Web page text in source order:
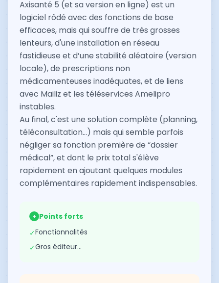
Axisanté 5 (et sa version en ligne) est un
logiciel rôdé avec des fonctions de base
efficaces, mais qui souffre de très grosses
lenteurs, d'une installation en réseau
fastidieuse et d’une stabilité aléatoire (version
locale), de prescriptions non
médicamenteuses inadéquates, et de liens
avec Mailiz et les téléservices Amelipro
instables.
Au final, c'est une solution complète (planning,
téléconsultation...) mais qui semble parfois
négliger sa fonction première de “dossier
médical”, et dont le prix total s'élève
rapidement en ajoutant quelques modules
complémentaires rapidement indispensables.
+ Points forts
✓Fonctionnalités
✓Gros éditeur…